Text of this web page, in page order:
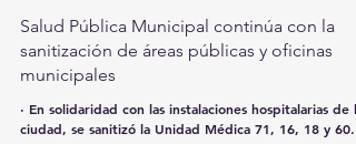
redcomarcamx
26 mar 2020
Salud Pública Municipal continúa con la